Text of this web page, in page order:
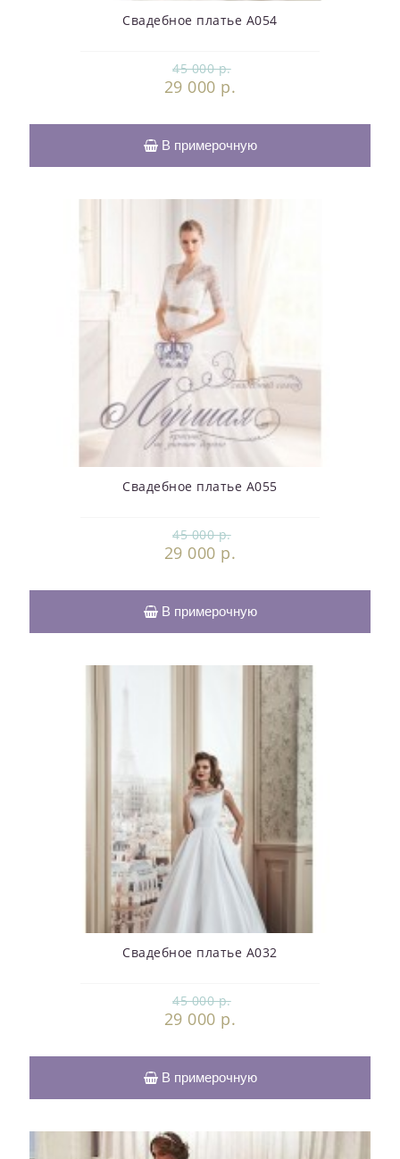
Свадебное платье А054
45 000 р.
29 000 р.
В примерочную
Свадебное платье А055
45 000 р.
29 000 р.
В примерочную
Свадебное платье А032
45 000 р.
29 000 р.
В примерочную